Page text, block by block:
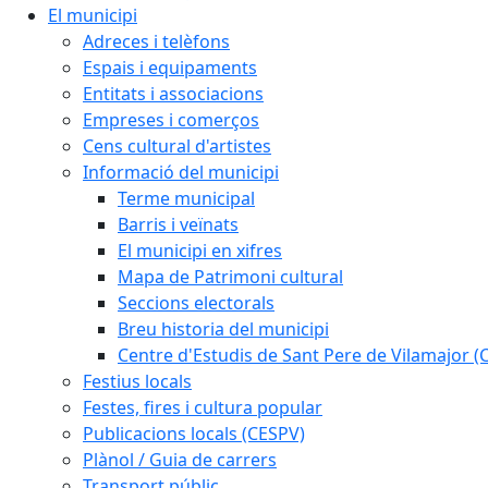
El municipi
Adreces i telèfons
Espais i equipaments
Entitats i associacions
Empreses i comerços
Cens cultural d'artistes
Informació del municipi
Terme municipal
Barris i veïnats
El municipi en xifres
Mapa de Patrimoni cultural
Seccions electorals
Breu historia del municipi
Centre d'Estudis de Sant Pere de Vilamajor
Festius locals
Festes, fires i cultura popular
Publicacions locals (CESPV)
Plànol / Guia de carrers